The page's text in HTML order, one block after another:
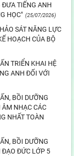
ĐƯA TIẾNG ANH
HỌC" (25/07/2026)
SÁT NĂNG LỰC
HOẠCH CỦA BỘ
TRIỂN KHAI HỆ
ANH ĐỐI VỚI
BỒI DƯỠNG
ÂM NHẠC CÁC
NHẤT TOÀN
BỒI DƯỠNG
ĐẠO ĐỨC LỚP 5